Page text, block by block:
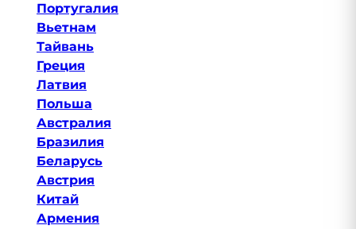
Португалия
Вьетнам
Тайвань
Греция
Латвия
Польша
Австралия
Бразилия
Беларусь
Австрия
Китай
Армения